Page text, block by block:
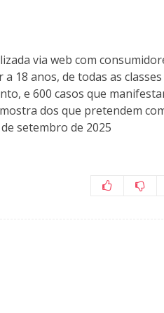
via web com
18 anos, de todas as classes
e 600 casos que
dos que pretendem
setembro de 2025